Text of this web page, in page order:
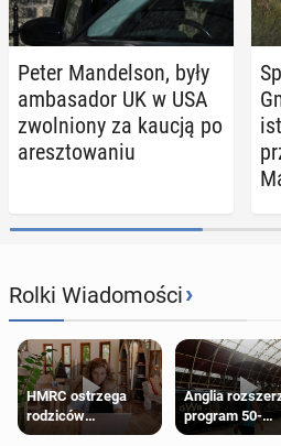
Peter Man­del­son, były
am­ba­sa­dor UK w USA
zwol­nio­ny za kaucją po
aresz­to­wa­niu
Rolki Wiadomości›
HMRC ostrzega
rodziców
pobierających Child
Anglia
program 50-
procentowych